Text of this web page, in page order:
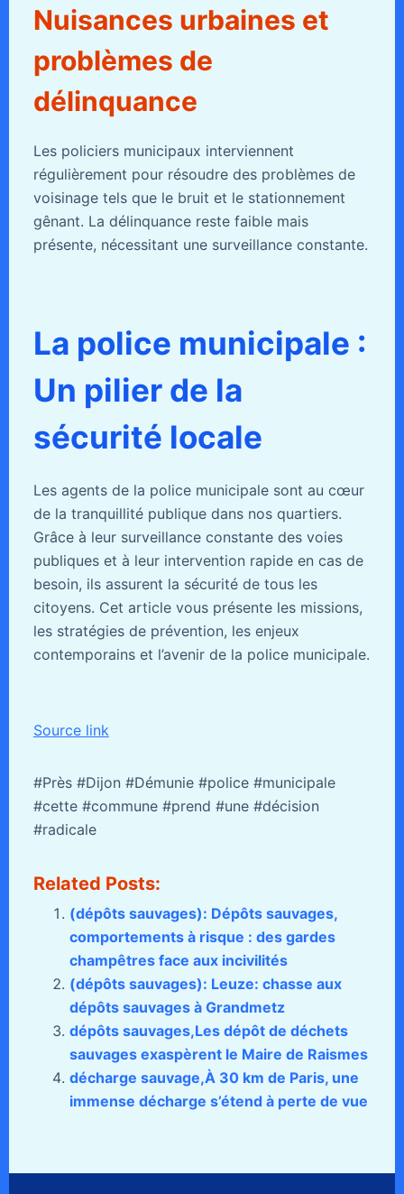
Nuisances urbaines et
problèmes de
délinquance
Les policiers municipaux interviennent
régulièrement pour résoudre des problèmes de
voisinage tels que le bruit et le stationnement
gênant. La délinquance reste faible mais
présente, nécessitant une surveillance constante.
La police municipale :
Un pilier de la
sécurité locale
Les agents de la police municipale sont au cœur
de la tranquillité publique dans nos quartiers.
Grâce à leur surveillance constante des voies
publiques et à leur intervention rapide en cas de
besoin, ils assurent la sécurité de tous les
citoyens. Cet article vous présente les missions,
les stratégies de prévention, les enjeux
contemporains et l’avenir de la police municipale.
Source link
#Près #Dijon #Démunie #police #municipale
#cette #commune #prend #une #décision
#radicale
Related Posts:
(dépôts sauvages): Dépôts sauvages,
comportements à risque : des gardes
champêtres face aux incivilités
(dépôts sauvages): Leuze: chasse aux
dépôts sauvages à Grandmetz
dépôts sauvages,Les dépôt de déchets
sauvages exaspèrent le Maire de Raismes
décharge sauvage,À 30 km de Paris, une
immense décharge s’étend à perte de vue